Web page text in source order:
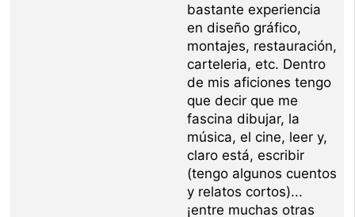
bastante experiencia
en diseño gráfico,
montajes, restauración,
carteleria, etc. Dentro
de mis aficiones tengo
que decir que me
fascina dibujar, la
música, el cine, leer y,
claro está, escribir
(tengo algunos cuentos
y relatos cortos)...
¡entre muchas otras